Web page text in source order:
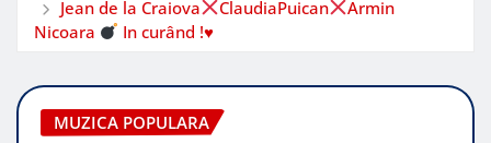
Jean de la Craiova
ClaudiaPuican
Armin
Nicoara
In curând !♥️
MUZICA POPULARA